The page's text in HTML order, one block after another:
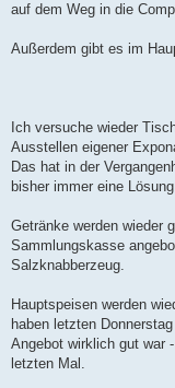
auf dem Weg in die
Außerdem gibt es im
Ich versuche wieder
Ausstellen eigener
Das hat in der
bisher immer eine
Getränke werden wieder
Sammlungskasse
Salzknabberzeug.
Hauptspeisen werden
haben letzten
Angebot wirklich gut war
letzten Mal.